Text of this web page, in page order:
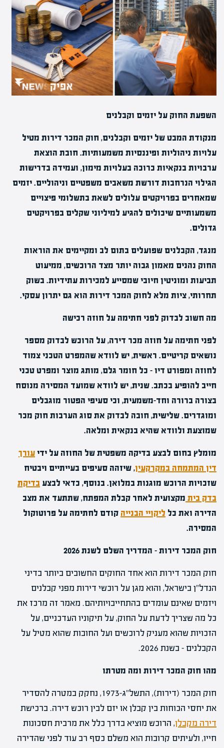
השפעת החוק על יזמים וקבלנים
מנקודת המבט של יזמים וקבלנים, חוק המכר דירות מטיל
עלויות ניהוליות ופיננסיות משמעותיות. חובת הוצאת
ערבויות בנקאיות כרוכה בעלויות מימון, ועמידה בדרישות
הגילוי הנרחבות דורשת משאבים משפטיים וניהוליים. יזמים
שמאחרים בפרויקטים עלולים לשאת בתשלומי פיצויים
משמעותיים שיכולים להגיע למיליוני שקלים בפרויקטים
גדולים.
מנגד, הקבלנים שפועלים בתום לב ומקיימים את הוראות
החוק נהנים מאמון גבוה יותר מצד הרוכשים, ממיעוט
תביעות ומוניטין חיובי שמסייע למכירות עתידיות. בשוק
תחרותי, ציות מלא לחוק המכר דירות הוא גם יתרון עסקי.
מה חשוב לבדוק לפני חתימה על חוזה רכישה
לפני חתימה על חוזה מכר דירה, על הרוכש לבדוק מספר
נושאים קריטיים. ראשית, יש לוודא שהמפרט הטכני צמוד
לחוזה ומפורט דיו – כל חומר גלם, מותג מוצר ומפרט טכני
חייב להופיע בכתב. שנית, יש לוודא שמועד המסירה מנוסח
בצורה ברורה וחד-משמעית, וכי סעיפי הפטור מוגבלים
ומוגדרים. שלישית, חובה לבדוק את סוג הערבות חוק מכר
שמוצעת ולוודא שהיא בנקאית ומלאה.
מומלץ בחום לבצע בדיקה משפטית של החוזה על ידיעורך
דין המתמחה במקרקעין, שיזהה סעיפים בעייתיים ויבטיח
שזכויות הרוכש מוגנות במלואן. בנוסף, כדאי לבצע בדיקת
בדק בית מקצועית לאחר קבלת המפתח, שתתעד את מצב
הדירה ואת כל ליקויי הבנייה קודם לחתימה על פרוטוקול
המסירה.
חוק המכר דירות – המדריך השלם לשנת 2026
חוק המכר דירות הוא אחד החוקים החשובים ביותר בדיני
הנדל"ן בישראל, והוא מגן על רוכשי דירות מפני קבלנים
ויזמים שאינם עומדים בהתחייבויותיהם. מאמר זה מרכז את
כל מה שצריך לדעת על החוק, על תיקוניו העדכניים, על
הזכויות שהוא מעניק לרוכשים ועל החובות שהוא מטיל על
הקבלנים – בשנת 2026.
מהו חוק המכר דירות ומה מטרתו
חוק המכר (דירות), התשל"ג-1973, נחקק במטרה להסדיר
את יחסי הכוחות בין קבלן או יזם לבין רוכש דירה. ברכישת
דירה מקבלן, הרוכש מוציא בדרך כלל את מרבית חסכונות
חייו, ולעיתים קרובות הוא משלם כסף רב עוד לפני שהדירה